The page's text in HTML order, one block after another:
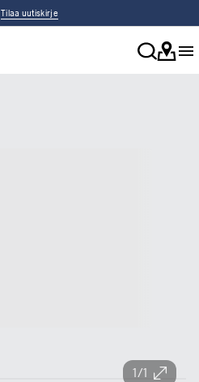
Tilaa uutiskirje
1/1